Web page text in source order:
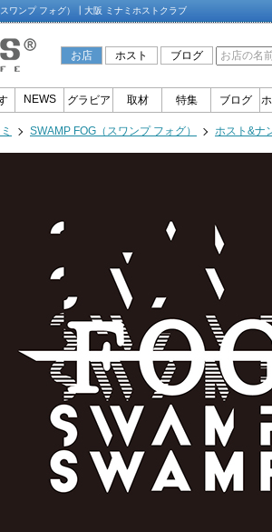
ワンプ フォグ）┃大阪 ミナミホストクラブ
お店 ホスト ブログ
NEWS グラビア 取材 特集 ブログ
SWAMP FOG（スワンプ フォグ） ホスト&ナ